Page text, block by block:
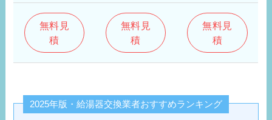
無料見
積
無料見
積
無料見
積
2025年版・給湯器交換業者おすすめランキング